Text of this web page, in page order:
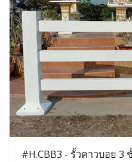
#H.CBB3 - รั้วคาวบอย 3